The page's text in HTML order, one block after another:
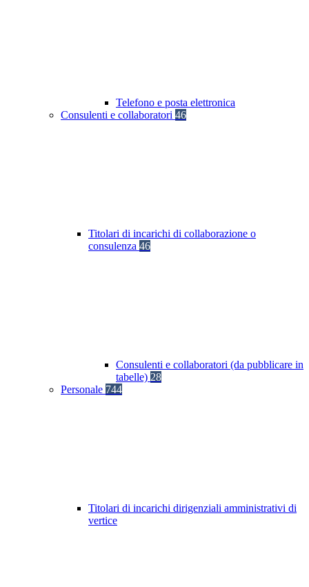
Telefono e posta elettronica
Consulenti e collaboratori 46
Titolari di incarichi di collaborazione o
consulenza 46
Consulenti e collaboratori (da pubblicare in
tabelle) 28
Personale 744
Titolari di incarichi dirigenziali amministrativi di
vertice